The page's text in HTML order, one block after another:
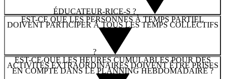
ÉDUCATEUR-RICE-S ?
EST-CE QUE LES PERSONNES À TEMPS PARTIEL
DOIVENT PARTICIPER À TOUS LES TEMPS COLLECTIFS
?
EST-CE QUE LES HEURES CUMULABLES POUR DES
ACTIVITÉS EXTRAORDINAIRES DOIVENT ÊTRE PRISES
EN COMPTE DANS LE PLANNING HEBDOMADAIRE ?